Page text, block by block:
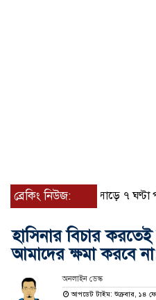
ব্রেকিং নিউজ: সাড়ে ৭ ঘণ্টা পর
হাসিনার বিচার
আমাদের ক্ষমা করবে
অনলাইন ডেস্ক
আপডেট টাইম: শুক্রবার, ১৪